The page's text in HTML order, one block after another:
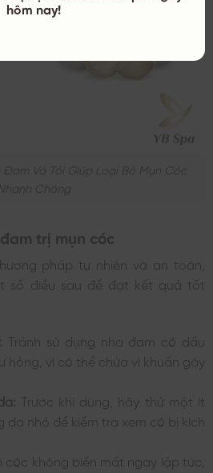
Đam Và Tỏi Giúp Loại Bỏ Mụn Cóc
Nhanh Chóng
trị mụn cóc
pháp tự nhiên và an toàn,
số điều sau để đạt kết quả tốt
Tránh sử dụng nha đam có dấu
hỏng, vì có thể chứa vi khuẩn gây
Trước khi dùng, hãy thử một ít
da nhỏ để kiểm tra xem có bị kích
cóc không biến mất ngay lập tức,
hôm nay!